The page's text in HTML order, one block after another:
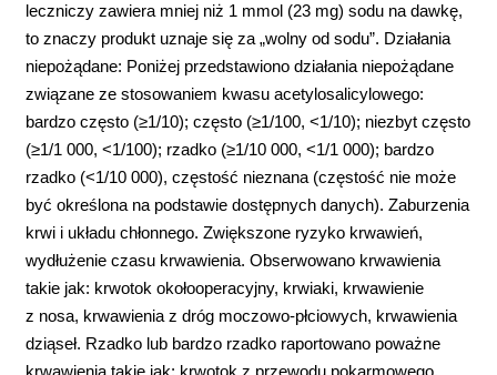
leczniczy zawiera mniej niż 1 mmol (23 mg) sodu na dawkę,
to znaczy produkt uznaje się za „wolny od sodu”. Działania
niepożądane: Poniżej przedstawiono działania niepożądane
związane ze stosowaniem kwasu acetylosalicylowego:
bardzo często (≥1/10); często (≥1/100, <1/10); niezbyt często
(≥1/1 000, <1/100); rzadko (≥1/10 000, <1/1 000); bardzo
rzadko (<1/10 000), częstość nieznana (częstość nie może
być określona na podstawie dostępnych danych). Zaburzenia
krwi i układu chłonnego. Zwiększone ryzyko krwawień,
wydłużenie czasu krwawienia. Obserwowano krwawienia
takie jak: krwotok okołooperacyjny, krwiaki, krwawienie
z nosa, krwawienia z dróg moczowo-płciowych, krwawienia
dziąseł. Rzadko lub bardzo rzadko raportowano poważne